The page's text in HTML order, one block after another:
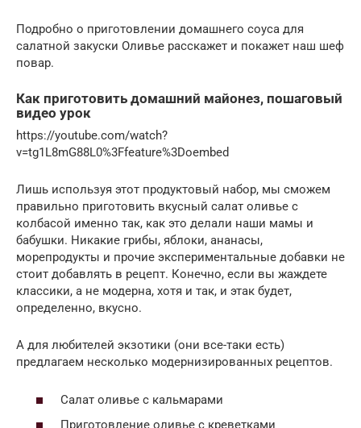
Подробно о приготовлении домашнего соуса для
салатной закуски Оливье расскажет и покажет наш шеф
повар.
Как приготовить домашний майонез, пошаговый
видео урок
https://youtube.com/watch?
v=tg1L8mG88L0%3Ffeature%3Doembed
Лишь используя этот продуктовый набор, мы сможем
правильно приготовить вкусный салат оливье с
колбасой именно так, как это делали наши мамы и
бабушки. Никакие грибы, яблоки, ананасы,
морепродукты и прочие экспериментальные добавки не
стоит добавлять в рецепт. Конечно, если вы жаждете
классики, а не модерна, хотя и так, и этак будет,
определенно, вкусно.
А для любителей экзотики (они все-таки есть)
предлагаем несколько модернизированных рецептов.
Салат оливье с кальмарами
Приготовление оливье с креветками